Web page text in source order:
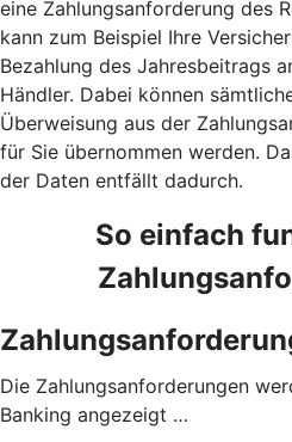
eine Zahlungsanforderung des
kann zum Beispiel Ihre
Bezahlung des Jahresbeitrags
Händler. Dabei können
Überweisung aus der
für Sie übernommen werden.
der Daten entfällt dadurch.
So einfach
Die Zahlungsanforderungen
Banking angezeigt …